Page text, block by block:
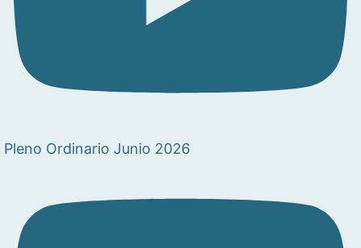
Pleno Ordinario Junio 2026